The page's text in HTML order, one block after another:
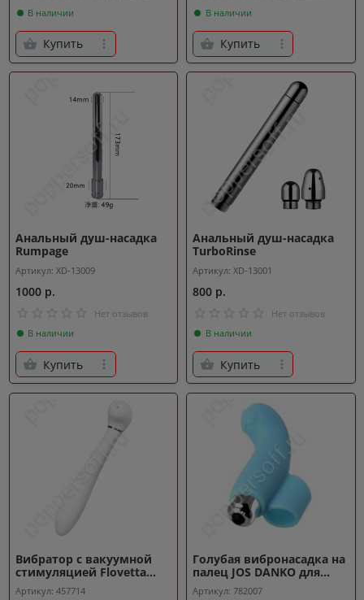
В наличии
Купить
В наличии
Купить
Анальный душ-насадка
Rumpage
Артикул: XD-13009
1000 р.
Нет отзывов
В наличии
Купить
Анальный душ-насадка
TurboRinse
Артикул: XD-13001
800 р.
Нет отзывов
В наличии
Купить
Вибратор с вакуумной
стимуляцией Flovetta
JASMINE
Артикул: 457714
Голубая вибронасадка на
палец JOS DANKO для
точки G - 9,5 см
Артикул: 782007